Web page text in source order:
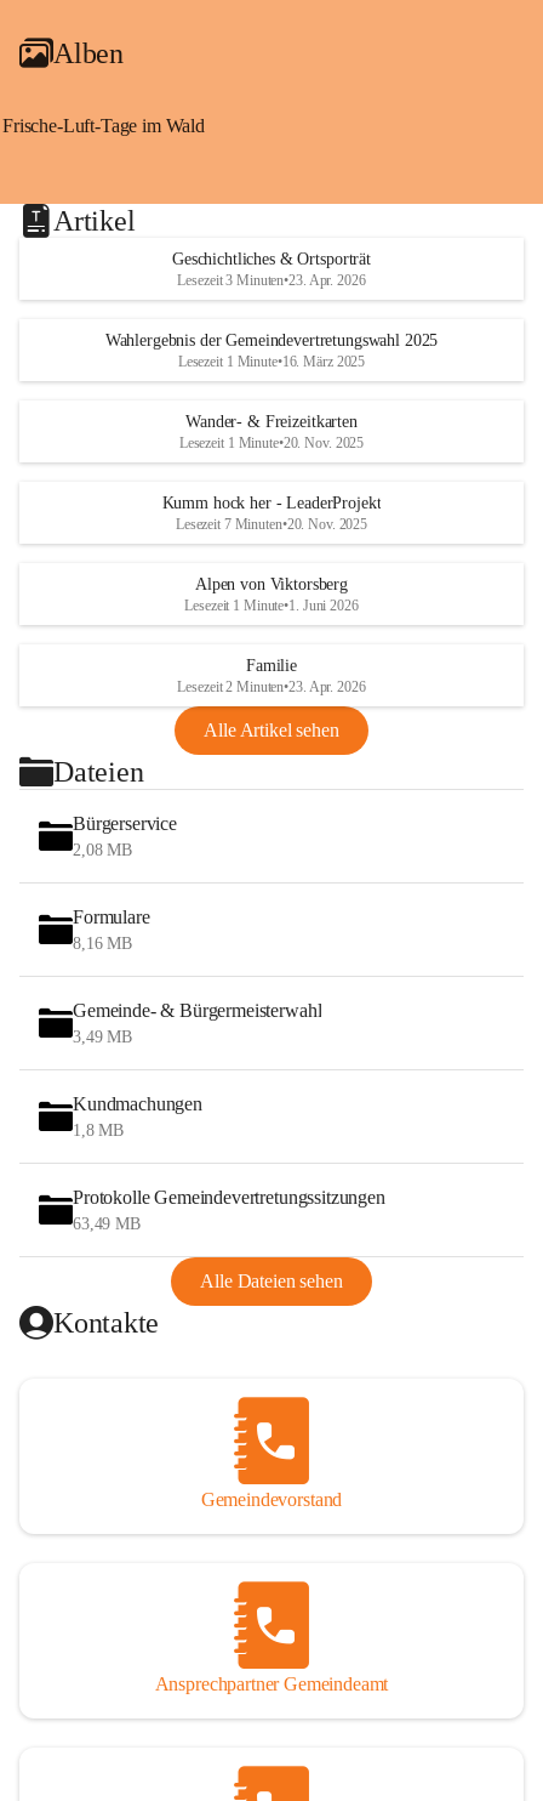
Alben
Frische-Luft-Tage im Wald
Artikel
Geschichtliches & Ortsporträt
Lesezeit 3 Minuten•23. Apr. 2026
Wahlergebnis der Gemeindevertretungswahl 2025
Lesezeit 1 Minute•16. März 2025
Wander- & Freizeitkarten
Lesezeit 1 Minute•20. Nov. 2025
Kumm hock her - LeaderProjekt
Lesezeit 7 Minuten•20. Nov. 2025
Alpen von Viktorsberg
Lesezeit 1 Minute•1. Juni 2026
Familie
Lesezeit 2 Minuten•23. Apr. 2026
Alle Artikel sehen
Dateien
Bürgerservice
2,08 MB
Formulare
8,16 MB
Gemeinde- & Bürgermeisterwahl
3,49 MB
Kundmachungen
1,8 MB
Protokolle Gemeindevertretungssitzungen
63,49 MB
Alle Dateien sehen
Kontakte
Gemeindevorstand
Ansprechpartner Gemeindeamt